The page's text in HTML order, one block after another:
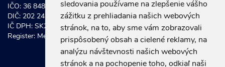
sledovania používame na zlepšenie vášho
zážitku z prehliadania našich webových
stránok, na to, aby sme vám zobrazovali
prispôsobený obsah a cielené reklamy, na
analýzu návštevnosti našich webových
stránok a na pochopenie toho, odkiaľ naši
IČO: 36 848 921
DIČ: 202 247 0934
IČ DPH: SK202 247 0934
Register: Mestský súd Košice, Odd. Sro vložka č.: 20581/V